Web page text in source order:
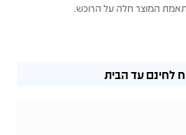
המוצר חלה על הרוכש.
לחינם עד הבית